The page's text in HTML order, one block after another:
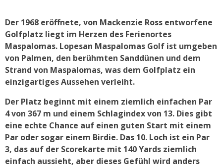
Der 1968 eröffnete, von Mackenzie Ross entworfene
Golfplatz liegt im Herzen des Ferienortes
Maspalomas. Lopesan Maspalomas Golf ist umgeben
von Palmen, den berühmten Sanddünen und dem
Strand von Maspalomas, was dem Golfplatz ein
einzigartiges Aussehen verleiht.
Der Platz beginnt mit einem ziemlich einfachen Par
4 von 367 m und einem Schlagindex von 13. Dies gibt
eine echte Chance auf einen guten Start mit einem
Par oder sogar einem Birdie. Das 10. Loch ist ein Par
3, das auf der Scorekarte mit 140 Yards ziemlich
einfach aussieht, aber dieses Gefühl wird anders